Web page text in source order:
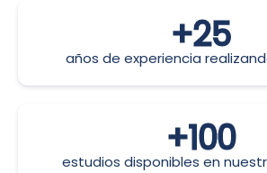
años de experiencia
+25
estudios disponibles en
+100